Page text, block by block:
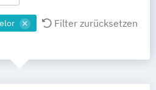
Filter zurücksetzen